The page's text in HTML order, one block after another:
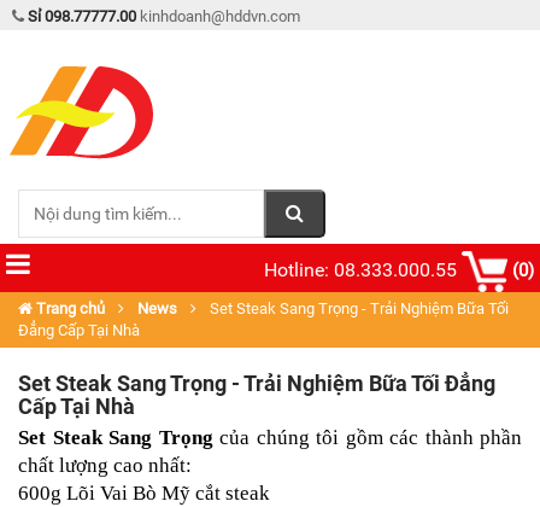
Sỉ 098.77777.00 kinhdoanh@hddvn.com
Hotline: 08.333.000.55 (0)
Trang chủ News
Set Steak Sang Trọng - Trải Nghiệm Bữa Tối
Đẳng Cấp Tại Nhà
Set Steak Sang Trọng - Trải Nghiệm Bữa Tối Đẳng
Cấp Tại Nhà
Set Steak Sang Trọng của chúng tôi gồm các thành phần
chất lượng cao nhất:
600g Lõi Vai Bò Mỹ cắt steak